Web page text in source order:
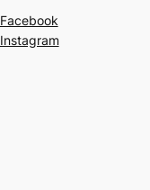
Facebook
Instagram